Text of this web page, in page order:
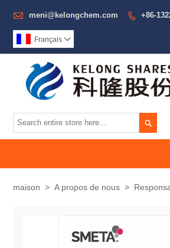
 meni@kelongchem.com  +86-
Français 

maison > A propos de nous >